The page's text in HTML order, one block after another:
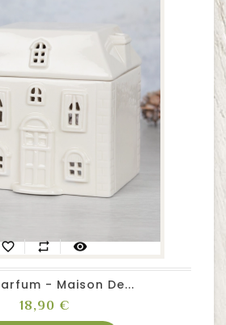
favorite_border repeat visibility
- Maison De...
Prix
18,90 €